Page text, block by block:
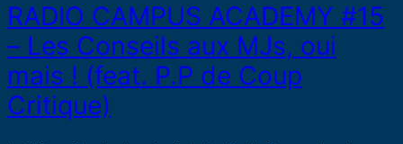
RADIO CAMPUS ACADEMY #15
– Les Conseils aux MJs, oui
mais ! (feat. P.P de Coup
Critique)